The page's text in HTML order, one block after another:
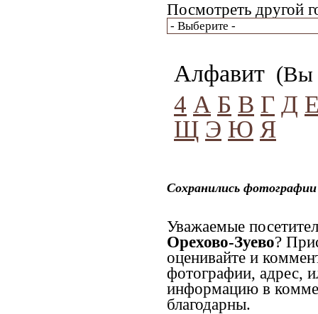
Посмотреть другой
Алфавит (Вы
4 А Б В Г Д
Щ Э Ю Я
Сохранились
Уважаемые
Орехово-Зуево?
оценивайте и
фотографии, адрес,
информацию в
благодарны.